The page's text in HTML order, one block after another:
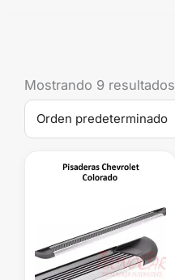
Mostrando 9 resultados